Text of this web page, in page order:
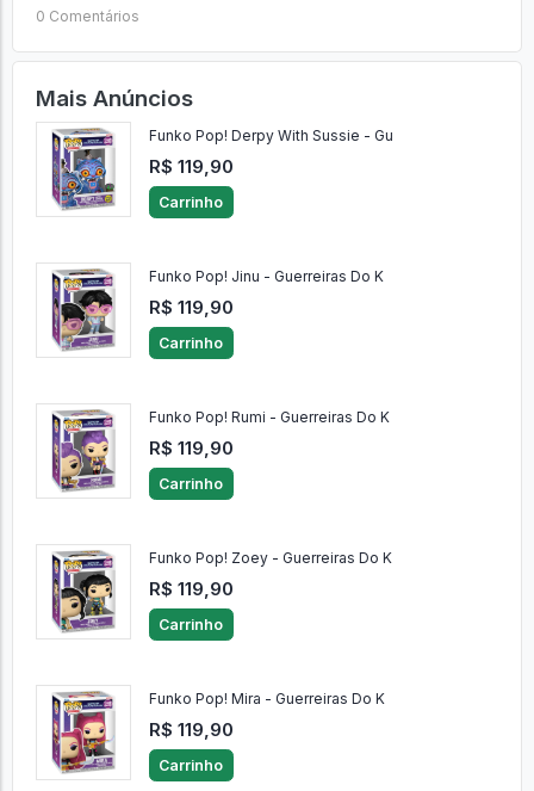
0 Comentários
Mais Anúncios
Funko Pop! Derpy With Sussie - Gu
R$ 119,90
Carrinho
Funko Pop! Jinu - Guerreiras Do K
R$ 119,90
Carrinho
Funko Pop! Rumi - Guerreiras Do K
R$ 119,90
Carrinho
Funko Pop! Zoey - Guerreiras Do K
R$ 119,90
Carrinho
Funko Pop! Mira - Guerreiras Do K
R$ 119,90
Carrinho